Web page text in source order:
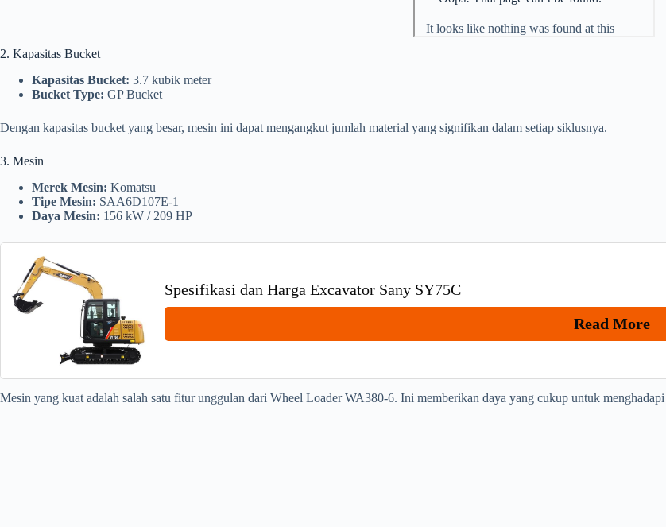
2. Kapasitas Bucket
Kapasitas Bucket: 3.7 kubik meter
Bucket Type: GP Bucket
Dengan kapasitas bucket yang besar, mesin ini dapat mengangkut jumlah material yang signifikan dalam setiap siklusnya.
3. Mesin
Merek Mesin: Komatsu
Tipe Mesin: SAA6D107E-1
Daya Mesin: 156 kW / 209 HP
Spesifikasi dan Harga Excavator Sany SY75C
Read More
Mesin yang kuat adalah salah satu fitur unggulan dari Wheel Loader WA380-6. Ini memberikan daya yang cukup untuk